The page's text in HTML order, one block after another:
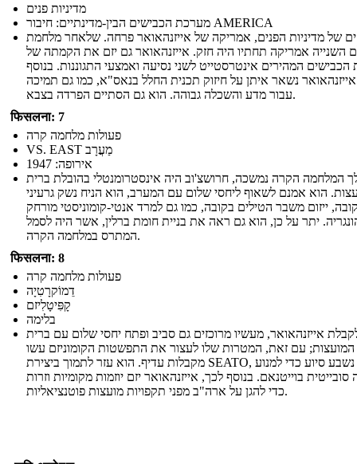
מדיניות פנים
מערכת הכבישים הבין-מדינתיים: חיבור AMERICA
של מדיניות הפנים, אמריקה של אייזנהאואר פרחה. שלאחר מלחמת
השנייה אמריקה תחתיו היה חזק. אייזנהאואר גם יזם את הקמתה של
המהירים אינטרסטייט לשני נסיעה ואמצעי התגוננות. בנוסף
נשאר איתן על חיזוק תכנית החלל בנאס"א, כמו גם תמיכה
עבור מדע והשכלה גבוהה. הוא גם הסתיים הפרדה בצבא.
फिसलना: 7
פעולות מלחמה קרה
VS. EAST מַעֲרָב
אירופה: 1947
המלחמה הקרה נמשכה, חרושצ'וב היה אינסטרומנטלי בהובלת ברית
הוא אמנם לשאוף ליחסי שלום עם המערב, הוא הניח נשק גרעיני
ייזום משבר הטילים בקובה, כמו גם למרד אנטי-קומוניסטי מורחק
יתר על כן, הוא גם ראה את בניית חומת ברלין, אשר היה לסמל
המתרס במלחמה הקרה.
फिसलना: 8
פעולות מלחמה קרה
דֵמוֹקרָטִיָה
קָפִּיטָלִיזם
בלימה
אייזנהאואר, מעשיו מרוכזים גם סביב ופתח יחסי שלום עם ברית
המועצות; עם זאת, המטרות שלו לעצור את התפשטות הקומוניזם עשו
מקבלות עדיף. הוא עזר לתמוך ביצירת SEATO, אשר נשבע סיוע כדי למנוע
בוייטנאם. בנוסף לכך, אייזנהאואר יזם יוזמות מקומיות וזרות
כדי להגן על ארה"ב מפני תקפויות מועצות פוטנציאליות.